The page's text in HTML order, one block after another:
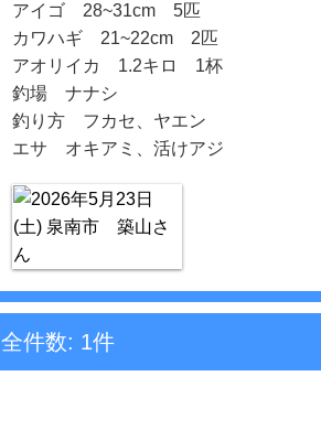
アイゴ 28~31cm 5匹
カワハギ 21~22cm 2匹
アオリイカ 1.2キロ 1杯
釣場 ナナシ
釣り方 フカセ、ヤエン
エサ オキアミ、活けアジ
全件数: 1件